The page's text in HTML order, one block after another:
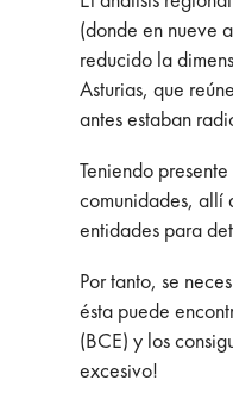
(donde en nueve
reducido la
Asturias, que
antes estaban
Teniendo
comunidades, allí
entidades para
Por tanto, se
ésta puede
(BCE) y los
excesivo!